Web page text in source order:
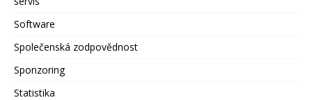
Software
Společenská zodpovědnost
Sponzoring
Statistika